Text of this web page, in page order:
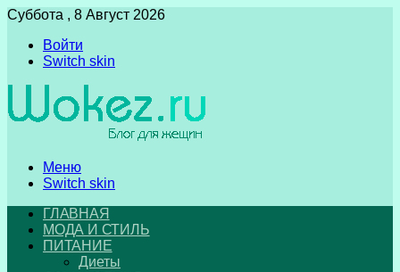
Суббота , 8 Август 2026
Войти
Switch skin
Меню
Switch skin
ГЛАВНАЯ
МОДА И СТИЛЬ
ПИТАНИЕ
Диеты